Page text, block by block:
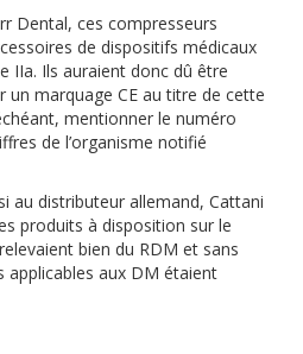
Dental, ces compresseurs
de dispositifs médicaux
IIa. Ils auraient donc dû être
marquage CE au titre de cette
mentionner le numéro
de l’organisme notifié
au distributeur allemand, Cattani
produits à disposition sur le
bien du RDM et sans
applicables aux DM étaient